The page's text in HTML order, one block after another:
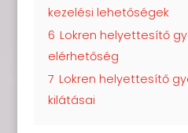
kezelési lehetőségek
6 Lokren helyettesítő
elérhetőség
7 Lokren helyettesítő
kilátásai